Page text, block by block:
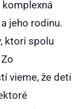
komplexná
jeho rodinu.
ktorí spolu
vieme, že deti